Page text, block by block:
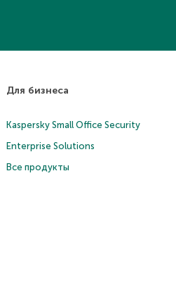
Для бизнеса
Kaspersky Small Office Security
Enterprise Solutions
Все продукты